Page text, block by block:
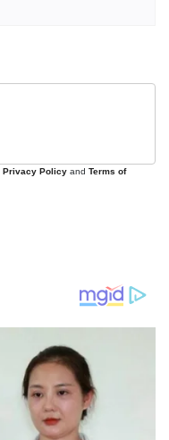
Privacy Policy and Terms of